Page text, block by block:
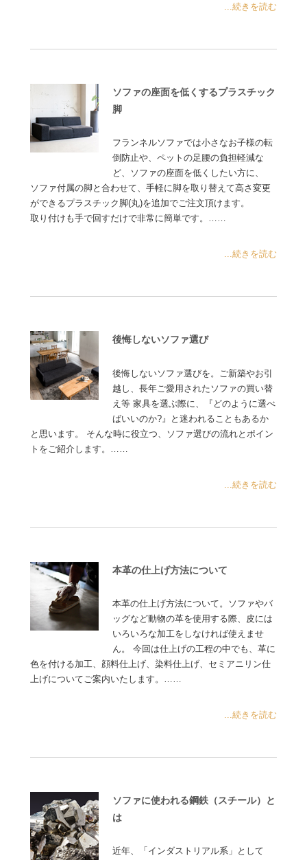
...続きを読む
ソファの座面を低くするプラスチック
脚
フランネルソファでは小さなお子様の転
倒防止や、ペットの足腰の負担軽減な
ど、ソファの座面を低くしたい方に、
ソファ付属の脚と合わせて、手軽に脚を取り替えて高さ変更
ができるプラスチック脚(丸)を追加でご注文頂けます。
取り付けも手で回すだけで非常に簡単です。……
...続きを読む
後悔しないソファ選び
後悔しないソファ選びを。ご新築やお引
越し、長年ご愛用されたソファの買い替
え等 家具を選ぶ際に、『どのように選べ
ばいいのか?』と迷われることもあるか
と思います。 そんな時に役立つ、ソファ選びの流れとポイン
トをご紹介します。……
...続きを読む
本革の仕上げ方法について
本革の仕上げ方法について。ソファやバ
ッグなど動物の革を使用する際、皮には
いろいろな加工をしなければ使えませ
ん。 今回は仕上げの工程の中でも、革に
色を付ける加工、顔料仕上げ、染料仕上げ、セミアニリン仕
上げについてご案内いたします。……
...続きを読む
ソファに使われる鋼鉄（スチール）と
は
近年、「インダストリアル系」として